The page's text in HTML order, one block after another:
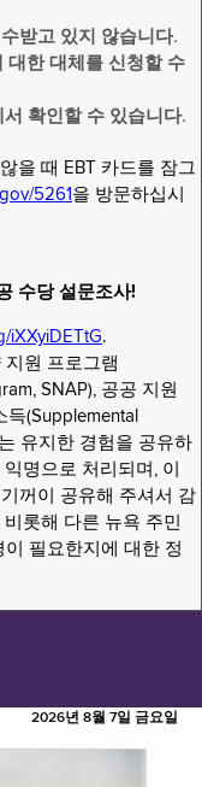
받고 있지 않습니다.
대한 대체를 신청할 수
서 확인할 수 있습니다.
을 때 EBT 카드를 잠그
5261 을 방문하십시
수당 설문조사!
iXXyiDETtG.
원 프로그램
SNAP), 공공 지원
득(Supplemental
유지한 경험을 공유하
명으로 처리되며, 이
꺼이 공유해 주셔서 감
롯해 다른 뉴욕 주민
필요한지에 대한 정
2026년 8월 7일 금요일